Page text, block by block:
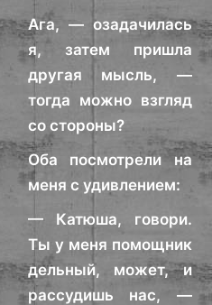
Ага, — озадачилась
я, затем пришла
другая мысль, —
тогда можно взгляд
со стороны?
Оба посмотрели на
меня с удивлением:
— Катюша, говори.
Ты у меня помощник
дельный, может, и
рассудишь нас, —